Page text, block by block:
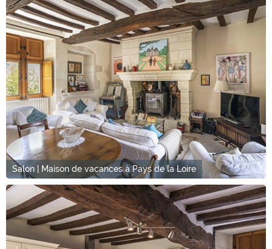
Salon | Maison de vacances à Pays de la Loire